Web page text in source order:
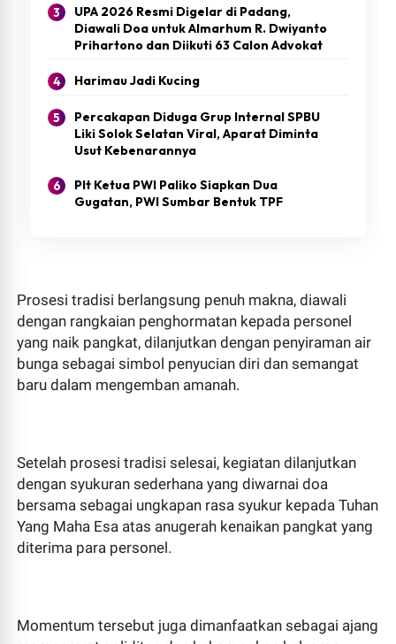
UPA 2026 Resmi Digelar di Padang,
Diawali Doa untuk Almarhum R. Dwiyanto
Prihartono dan Diikuti 63 Calon Advokat
Harimau Jadi Kucing
Percakapan Diduga Grup Internal SPBU
Liki Solok Selatan Viral, Aparat Diminta
Usut Kebenarannya
Plt Ketua PWI Paliko Siapkan Dua
Gugatan, PWI Sumbar Bentuk TPF
Prosesi tradisi berlangsung penuh makna, diawali
dengan rangkaian penghormatan kepada personel
yang naik pangkat, dilanjutkan dengan penyiraman air
bunga sebagai simbol penyucian diri dan semangat
baru dalam mengemban amanah.
Setelah prosesi tradisi selesai, kegiatan dilanjutkan
dengan syukuran sederhana yang diwarnai doa
bersama sebagai ungkapan rasa syukur kepada Tuhan
Yang Maha Esa atas anugerah kenaikan pangkat yang
diterima para personel.
Momentum tersebut juga dimanfaatkan sebagai ajang